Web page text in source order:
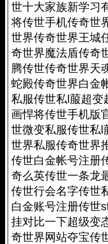
世十大家族新学习
将传世手机传奇世
世界传奇世界王城
奇世界魔法盾传奇
腾传世传奇世界天
蛇殿传奇世界白金
私服传世私l菔超变
画悍将传世手机版
世微变私服传世私l
世界私服传奇世界
传世白金帐号注册
奇么英传世一条龙
传世行会名字传世
白金账号注册传世
挂对比一下超级变
奇世界网站夺宝传